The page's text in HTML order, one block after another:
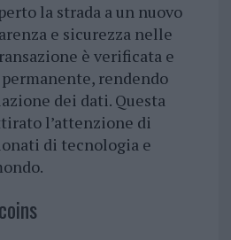
la strada a un nuovo
e sicurezza nelle
è verificata e
rendendo
dei dati. Questa
l’attenzione di
di tecnologia e